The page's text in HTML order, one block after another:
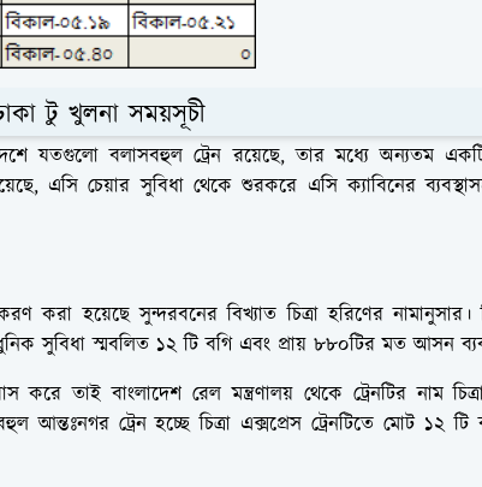
ঢাকা টু খুলনা সময়সূচী
যতগুলো বলাসবহুল ট্রেন রয়েছে, তার মধ্যে অন্যতম একটি
এসি চেয়ার সুবিধা থেকে শুরকরে এসি ক্যাবিনের
করা হয়েছে সুন্দরবনের বিখ্যাত চিত্রা হরিণের নামানুসার।
সুবিধা স্মবলিত ১২ টি বগি এবং প্রায় ৮৮০টির মত আসন
করে তাই বাংলাদেশ রেল মন্ত্রণালয় থেকে ট্রেনটির নাম
আন্তঃনগর ট্রেন হচ্ছে চিত্রা এক্সপ্রেস ট্রেনটিতে মোট ১২